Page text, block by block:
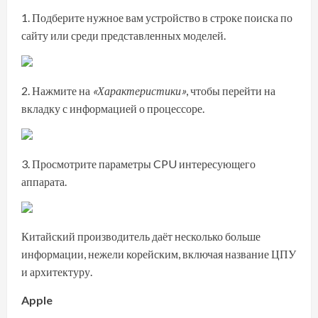
Подберите нужное вам устройство в строке поиска по
сайтуили среди представленных моделей.
Нажмите на «Характеристики», чтобы перейти на
вкладку с информацией о процессоре.
Просмотрите параметры CPU интересующего
аппарата.
Китайский производитель даёт несколько больше
информации, нежели корейским, включая название ЦПУ
и архитектуру.
Apple